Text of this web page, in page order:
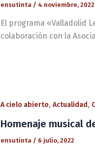
ensutinta / 4 noviembre, 2022
El programa «Valladolid
colaboración con la
A cielo abierto, Actualidad,
Homenaje musical
ensutinta / 6 julio, 2022